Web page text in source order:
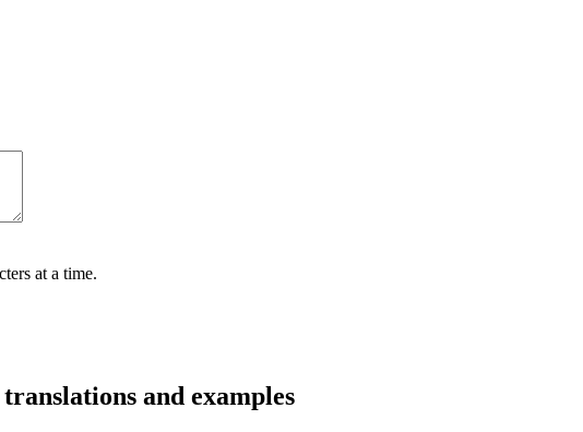
at a time.
and examples